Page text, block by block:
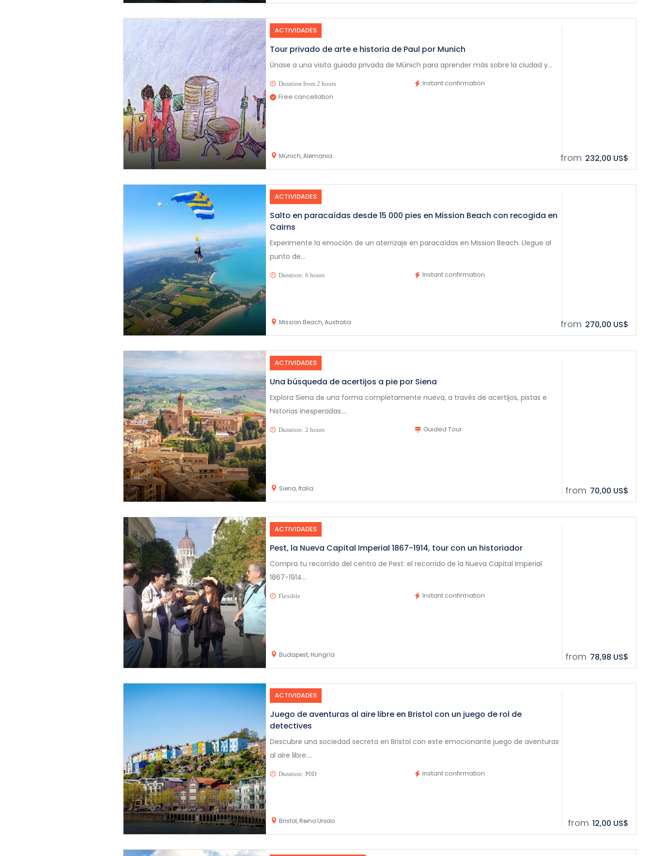
ACTIVIDADES
Tour privado de arte e historia de Paul por Munich
Únase a una visita guiada privada de Múnich para aprender más sobre la ciudad y...
Duration from 2 hours
Instant confirmation
Free cancellation
Múnich, Alemania from 232,00 US$
ACTIVIDADES
Salto en paracaídas desde 15 000 pies en Mission Beach con recogida en
Cairns
Experimente la emoción de un aterrizaje en paracaídas en Mission Beach. Llegue al
punto de...
Duration: 6 hours Instant confirmation
Mission Beach, Australia from 270,00 US$
ACTIVIDADES
Una búsqueda de acertijos a pie por Siena
Explora Siena de una forma completamente nueva, a través de acertijos, pistas e
historias inesperadas....
Duration: 2 hours Guided Tour
Siena, Italia from 70,00 US$
ACTIVIDADES
Pest, la Nueva Capital Imperial 1867-1914, tour con un historiador
Compra tu recorrido del centro de Pest: el recorrido de la Nueva Capital Imperial
1867-1914...
Flexible Instant confirmation
Budapest, Hungría from 78,98 US$
ACTIVIDADES
Juego de aventuras al aire libre en Bristol con un juego de rol de
detectives
Descubre una sociedad secreta en Bristol con este emocionante juego de aventuras
al aire libre....
Duration: P0D Instant confirmation
Bristol, Reino Unido from 12,00 US$